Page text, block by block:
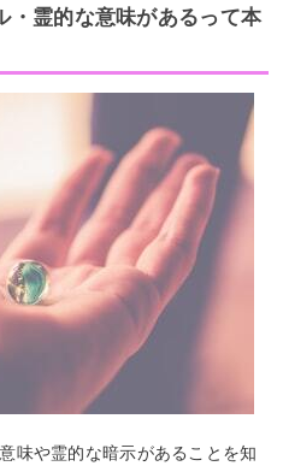
・霊的な意味があるって本
味や霊的な暗示があることを知